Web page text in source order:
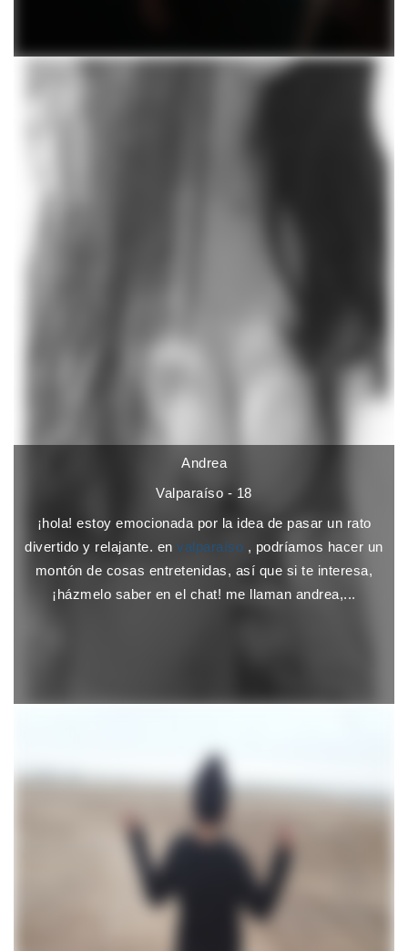
Andrea
Valparaíso - 18
¡hola! estoy emocionada por la idea de pasar un rato
divertido y relajante. envalparaíso , podríamos hacer un
montón de cosas entretenidas, así que si te interesa,
¡házmelo saber en el chat! me llaman andrea,...